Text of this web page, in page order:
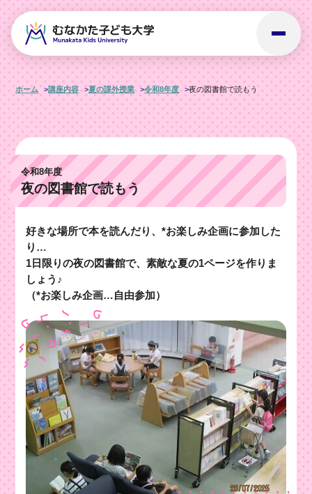
ホーム 講座内容 夏の課外授業 令和8年度 夜の図書館で読もう
令和8年度
夜の図書館で読もう
好きな場所で本を読んだり、*お楽しみ企画に参加した
り…
1日限りの夜の図書館で、素敵な夏の1ページを作りま
しょう♪
（*お楽しみ企画…自由参加）